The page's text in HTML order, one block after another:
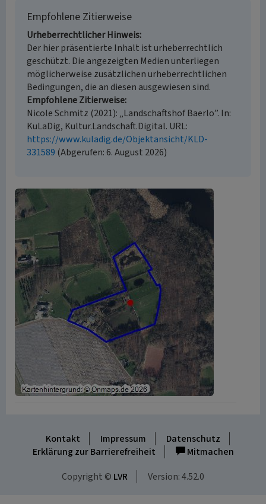
Empfohlene Zitierweise
Urheberrechtlicher Hinweis
Der hier präsentierte Inhalt ist urheberrechtlich
geschützt. Die angezeigten Medien unterliegen
möglicherweise zusätzlichen urheberrechtlichen
Bedingungen, die an diesen ausgewiesen sind.
Empfohlene Zitierweise
Nicole Schmitz (2021): „Landschaftshof Baerlo”. In:
KuLaDig, Kultur.Landschaft.Digital. URL:
https://www.kuladig.de/Objektansicht/KLD-
331589 (Abgerufen: 6. August 2026)
Kontakt Impressum
Datenschutz
Erklärung zur Barrierefreiheit
Mitmachen
Copyright © LVR Version: 4.52.0